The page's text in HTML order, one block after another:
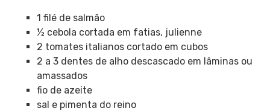
1 filé de salmão
½ cebola cortada em fatias, julienne
2 tomates italianos cortado em cubos
2 a 3 dentes de alho descascado em lâminas ou
amassados
fio de azeite
sal e pimenta do reino